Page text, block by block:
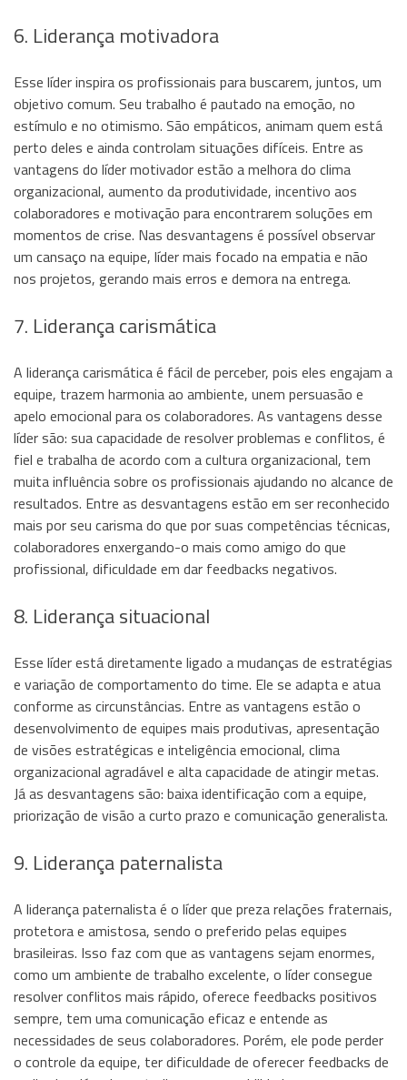
6. Liderança motivadora
Esse líder inspira os profissionais para buscarem, juntos, um
objetivo comum. Seu trabalho é pautado na emoção, no
estímulo e no otimismo. São empáticos, animam quem está
perto deles e ainda controlam situações difíceis. Entre as
vantagens do líder motivador estão a melhora do clima
organizacional, aumento da produtividade, incentivo aos
colaboradores e motivação para encontrarem soluções em
momentos de crise. Nas desvantagens é possível observar
um cansaço na equipe, líder mais focado na empatia e não
nos projetos, gerando mais erros e demora na entrega.
7. Liderança carismática
A liderança carismática é fácil de perceber, pois eles engajam a
equipe, trazem harmonia ao ambiente, unem persuasão e
apelo emocional para os colaboradores. As vantagens desse
líder são: sua capacidade de resolver problemas e conflitos, é
fiel e trabalha de acordo com a cultura organizacional, tem
muita influência sobre os profissionais ajudando no alcance de
resultados. Entre as desvantagens estão em ser reconhecido
mais por seu carisma do que por suas competências técnicas,
colaboradores enxergando-o mais como amigo do que
profissional, dificuldade em dar feedbacks negativos.
8. Liderança situacional
Esse líder está diretamente ligado a mudanças de estratégias
e variação de comportamento do time. Ele se adapta e atua
conforme as circunstâncias. Entre as vantagens estão o
desenvolvimento de equipes mais produtivas, apresentação
de visões estratégicas e inteligência emocional, clima
organizacional agradável e alta capacidade de atingir metas.
Já as desvantagens são: baixa identificação com a equipe,
priorização de visão a curto prazo e comunicação generalista.
9. Liderança paternalista
A liderança paternalista é o líder que preza relações fraternais,
protetora e amistosa, sendo o preferido pelas equipes
brasileiras. Isso faz com que as vantagens sejam enormes,
como um ambiente de trabalho excelente, o líder consegue
resolver conflitos mais rápido, oferece feedbacks positivos
sempre, tem uma comunicação eficaz e entende as
necessidades de seus colaboradores. Porém, ele pode perder
o controle da equipe, ter dificuldade de oferecer feedbacks de